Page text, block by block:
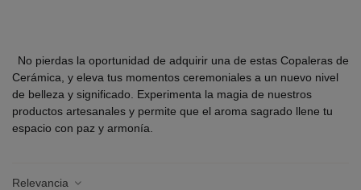
No pierdas la oportunidad de adquirir una de estas Copaleras de
Cerámica, y eleva tus momentos ceremoniales a un nuevo nivel
de belleza y significado. Experimenta la magia de nuestros
productos artesanales y permite que el aroma sagrado llene tu
espacio con paz y armonía.
Relevancia